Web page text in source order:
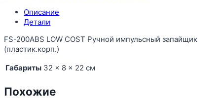
Описание
Детали
FS-200ABS LOW COST Ручной импульсный запайщик
(пластик.корп.)
Габариты 32 × 8 × 22 см
Похожие